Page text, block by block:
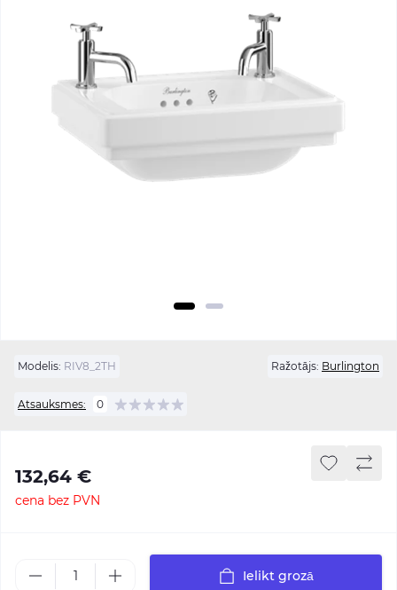
Modelis: RIV8_2TH Ražotājs: Burlington
Atsauksmes: 0
132,64 €
cena bez PVN
Ielikt grozā